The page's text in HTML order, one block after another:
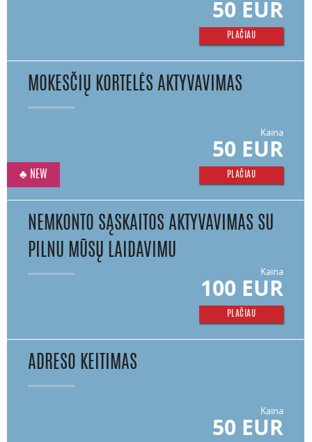
PLAČIAU
50 EUR
MOKESČIŲ KORTELĖS AKTYVAVIMAS
♣ NEW PLAČIAU
Kaina
50 EUR
NEMKONTO SĄSKAITOS AKTYVAVIMAS SU
PILNU MŪSŲ LAIDAVIMU
PLAČIAU
Kaina
100 EUR
ADRESO KEITIMAS
Kaina
50 EUR